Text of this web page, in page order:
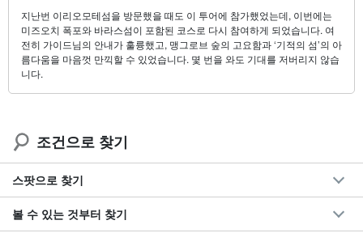
지난번 이리오모테섬을 방문했을 때도 이 투어에 참가했었는데, 이번에는
미즈오치 폭포와 바라스섬이 포함된 코스로 다시 참여하게 되었습니다. 여
전히 가이드님의 안내가 훌륭했고, 맹그로브 숲의 고요함과 ‘기적의 섬’의 아
름다움을 마음껏 만끽할 수 있었습니다. 몇 번을 와도 기대를 저버리지 않습
니다.
조건으로 찾기
스팟으로 찾기
볼 수 있는 것부터 찾기